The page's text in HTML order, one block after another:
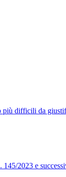
più difficili da
2023 e